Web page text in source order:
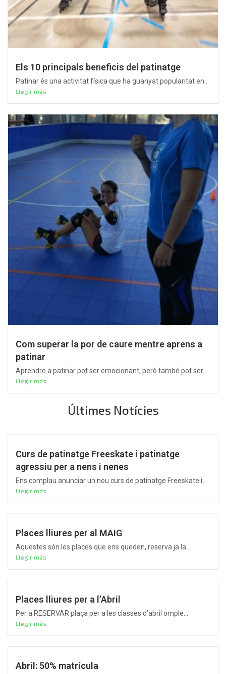
Els 10 principals beneficis del patinatge
Patinar és una activitat física que ha guanyat popularitat en...
Llegir més
Com superar la por de caure mentre aprens a
patinar
Aprendre a patinar pot ser emocionant, però també pot ser...
Llegir més
Últimes Notícies
Curs de patinatge Freeskate i patinatge
agressiu per a nens i nenes
Ens complau anunciar un nou curs de patinatge Freeskate i...
Llegir més
Places lliures per al MAIG
Aquestes són les places que ens queden, reserva ja la...
Llegir més
Places lliures per a l’Abril
Per a RESERVAR plaça per a les classes d’abril omple...
Llegir més
Abril: 50% matrícula